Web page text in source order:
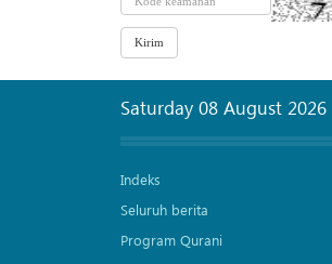
Saturday 08 August 2026
Indeks
Seluruh berita
Program Qurani